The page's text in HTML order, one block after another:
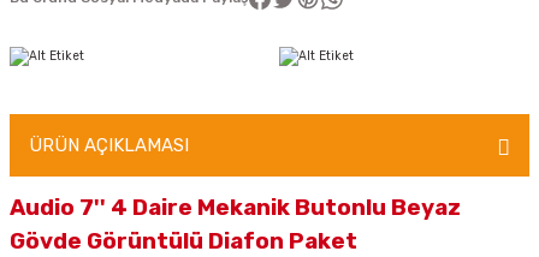
ÜRÜN AÇIKLAMASI
Audio 7'' 4 Daire Mekanik Butonlu Beyaz
Gövde Görüntülü Diafon Paket